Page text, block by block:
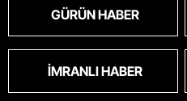
GÜRÜN HABER
İMRANLI HABER